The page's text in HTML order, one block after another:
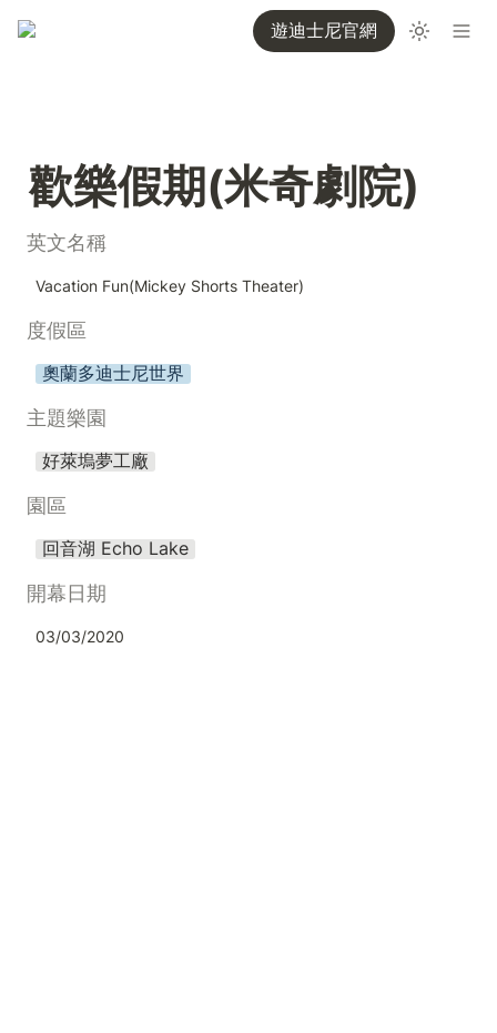
遊迪士尼官網
歡樂假期(米奇劇院)
英文名稱
Vacation Fun(Mickey Shorts Theater)
度假區
奧蘭多迪士尼世界
主題樂園
好萊塢夢工廠
園區
回音湖 Echo Lake
開幕日期
03/03/2020